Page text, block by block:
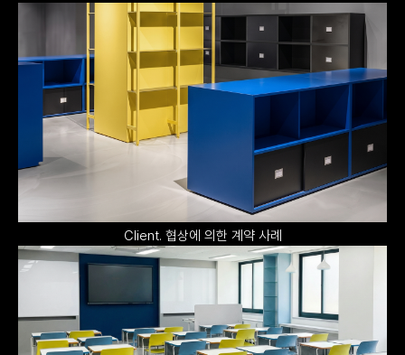
Client. 협상에 의한 계약 사례